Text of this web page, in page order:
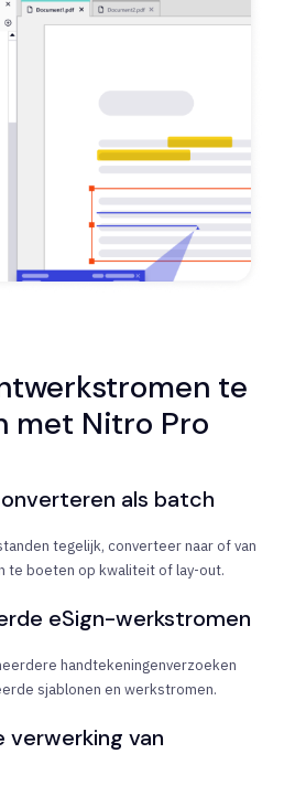
te
met Nitro Pro
als batch
tegelijk, converteer naar of van
te boeten op kwaliteit of lay-out.
eSign-werkstromen
handtekeningenverzoeken
sjablonen en werkstromen.
verwerking van